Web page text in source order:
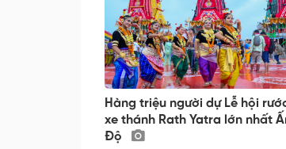
Hàng triệu người dự Lễ hội
xe thánh Rath Yatra lớn nhất
Độ